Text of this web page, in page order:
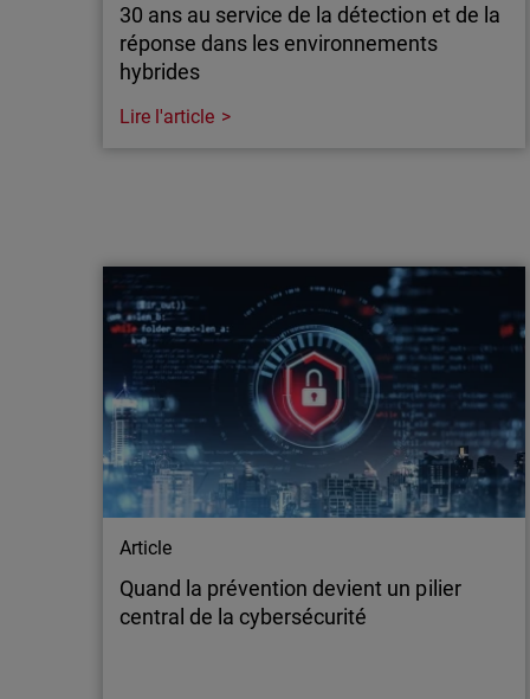
30 ans au service de la détection et de la
réponse dans les environnements
hybrides
Découvrez comment la sécurité réseau a
évolué au cours des 30 dernières années pour
protéger les environnements hybrides et les
utilisateurs mobiles.
Lire l'article
Article
Quand la prévention devient un pilier
central de la cybersécurité